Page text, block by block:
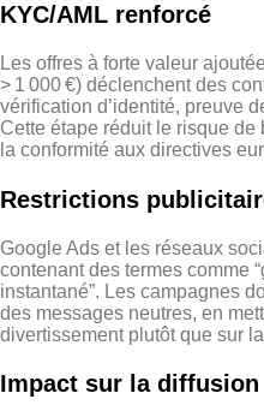
KYC/AML renforcé
Les offres à forte valeur
> 1 000 €) déclenchent des
vérification d’identité, preuve
Cette étape réduit le risque de
la conformité aux directives
Restrictions
Google Ads et les réseaux
contenant des termes comme
instantané”. Les campagnes
des messages neutres, en
divertissement plutôt que sur
Impact sur la diffusion